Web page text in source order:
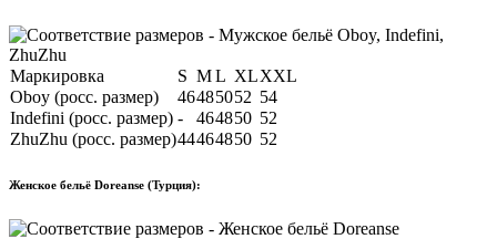
Маркировка S ML XLXXL
Oboy (росс. размер)
46485052 54
Indefini (росс. размер) - 464850 52
ZhuZhu (росс. размер)44464850 52
Женское бельё Doreanse (Турция):